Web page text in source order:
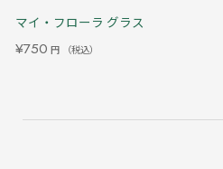
マイ・フローラ グラス
¥750 円 （税込）